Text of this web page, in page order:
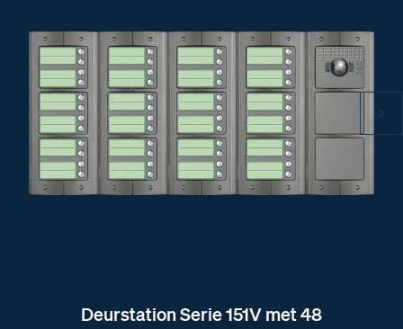
Deurstation Serie 151V met 48